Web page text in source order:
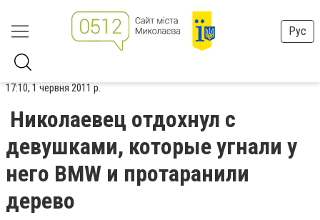
Рус
17:10, 1 червня 2011 р.
Николаевец отдохнул с
девушками, которые угнали у
него BMW и протаранили
дерево